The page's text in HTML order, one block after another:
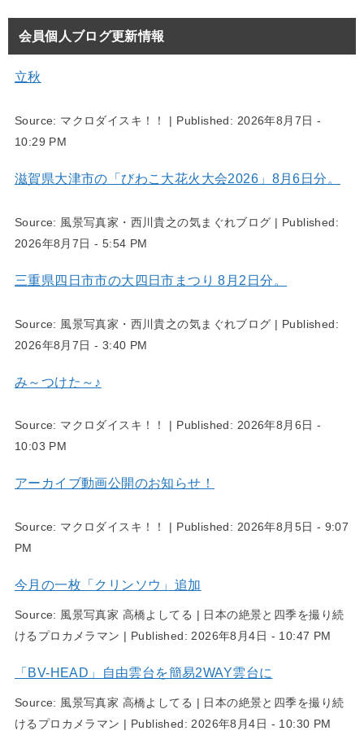
会員個人ブログ更新情報
立秋
Source: マクロダイスキ！！ | Published: 2026年8月7日 -
10:29 PM
滋賀県大津市の「びわこ大花火大会2026」8月6日分。
Source: 風景写真家・西川貴之の気まぐれブログ | Published:
2026年8月7日 - 5:54 PM
三重県四日市市の大四日市まつり 8月2日分。
Source: 風景写真家・西川貴之の気まぐれブログ | Published:
2026年8月7日 - 3:40 PM
み～つけた～♪
Source: マクロダイスキ！！ | Published: 2026年8月6日 -
10:03 PM
アーカイブ動画公開のお知らせ！
Source: マクロダイスキ！！ | Published: 2026年8月5日 - 9:07
PM
今月の一枚「クリンソウ」追加
Source: 風景写真家 高橋よしてる | 日本の絶景と四季を撮り続
けるプロカメラマン | Published:2026年8月4日 - 10:47 PM
「BV-HEAD」自由雲台を簡易2WAY雲台に
Source: 風景写真家 高橋よしてる | 日本の絶景と四季を撮り続
けるプロカメラマン | Published:2026年8月4日 - 10:30 PM